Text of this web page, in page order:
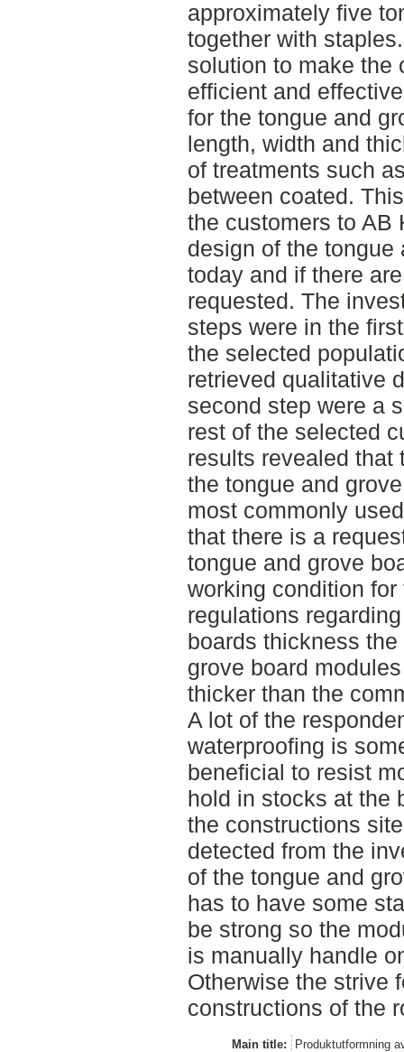
approximately five
together with
solution to make the
efficient and
for the tongue and
length, width and
of treatments such
between coated.
the customers to AB
design of the tongue
today and if there
requested. The
steps were in the
the selected
retrieved qualitative
second step were a
rest of the selected
results revealed that
the tongue and
most commonly
that there is a
tongue and grove
working condition
regulations
boards thickness
grove board
thicker than the
A lot of the
waterproofing is
beneficial to resist
hold in stocks at the
the constructions
detected from the
of the tongue and
has to have some
be strong so the
is manually handle
Otherwise the strive
constructions of the
Main title:
Produktutformning